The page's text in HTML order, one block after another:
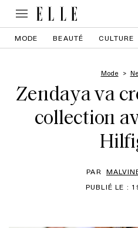
MODE BEAUTÉ CULTURE
Mode
Zendaya va
collection
PAR
PUBLIÉ LE :